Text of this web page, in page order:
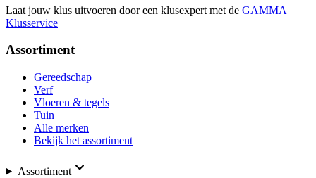
Laat jouw klus uitvoeren door een klusexpert met de GAMMA
Klusservice
Assortiment
Gereedschap
Verf
Vloeren & tegels
Tuin
Alle merken
Bekijk het assortiment
Assortiment